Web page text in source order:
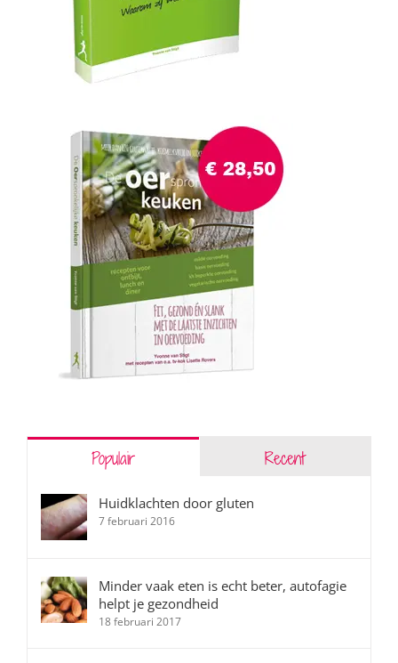
Populair Recent
Huidklachten door gluten
7 februari 2016
Minder vaak eten is echt beter, autofagie
helpt je gezondheid
18 februari 2017